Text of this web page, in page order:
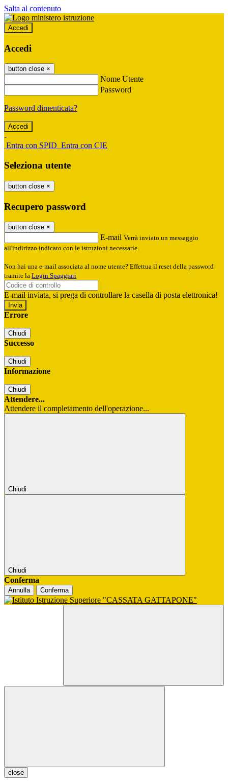
Salta al contenuto
Accedi
Accedi
button close ×
Nome Utente
Password
Password dimenticata?
-
Entra con SPID Entra con CIE
Seleziona utente
button close ×
Recupero password
button close ×
E-mail Verrà inviato un messaggio
all'indirizzo indicato con le istruzioni necessarie.
Non hai una e-mail associata al nome utente? Effettua il reset della password
tramite la Login Spaggiari
E-mail inviata, si prega di controllare la casella di posta elettronica!
Errore
Chiudi
Successo
Chiudi
Informazione
Chiudi
Attendere...
Attendere il completamento dell'operazione...
Chiudi
Chiudi
Conferma
Annulla Conferma
close